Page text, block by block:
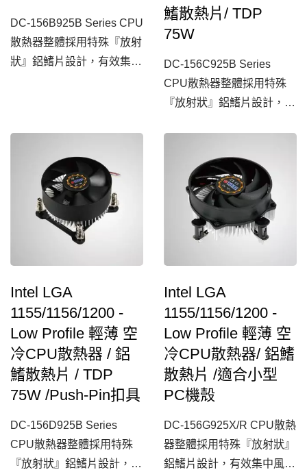
DC-156B925B Series CPU
散熱器整體採用特殊『放射
狀』鋁鰭片設計，有效集中
電腦CPU散熱器選擇。
鰭散熱片/ TDP
75W
DC-156C925B Series
CPU散熱器整體採用特殊
『放射狀』鋁鰭片設計，有
功能，大幅提高整體CPU
散熱效能，為一款經濟實惠
的電腦CPU散熱器選擇。
Intel LGA
1155/1156/1200 -
Low Profile 輕薄 空
冷CPU散熱器 / 鋁
鰭散熱片 / TDP
75W /Push-Pin扣具
DC-156D925B Series
CPU散熱器整體採用特殊
『放射狀』鋁鰭片設計，有
Intel LGA
1155/1156/1200 -
Low Profile 輕薄 空
冷CPU散熱器/ 鋁鰭
散熱片 /適合小型
PC機殼
DC-156G925X/R CPU散熱
器整體採用特殊『放射狀』
鋁鰭片設計，有效集中風的